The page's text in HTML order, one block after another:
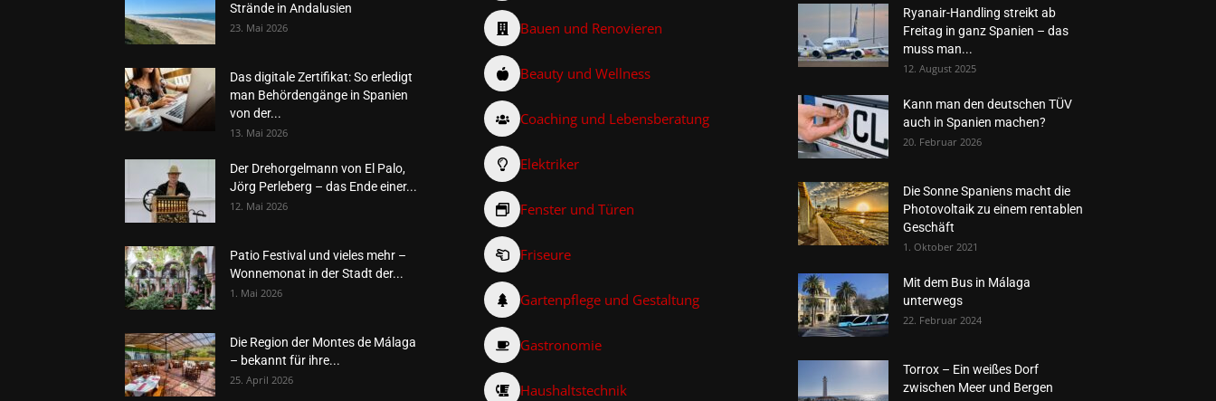
Strände in Andalusien
23. Mai 2026
Das digitale Zertifikat: So erledigt
man Behördengänge in Spanien
von der...
13. Mai 2026
Der Drehorgelmann von El Palo,
Jörg Perleberg – das Ende einer...
12. Mai 2026
Patio Festival und vieles mehr –
Wonnemonat in der Stadt der...
1. Mai 2026
Die Region der Montes de Málaga
– bekannt für ihre...
25. April 2026
Bauen und Renovieren
Beauty und Wellness
Coaching und Lebensberatung
Elektriker
Fenster und Türen
Friseure
Gartenpflege und Gestaltung
Gastronomie
Haushaltstechnik
Ryanair-Handling streikt ab
Freitag in ganz Spanien – das
muss man...
12. August 2025
Kann man den deutschen TÜV
auch in Spanien machen?
20. Februar 2026
Die Sonne Spaniens macht die
Photovoltaik zu einem rentablen
Geschäft
1. Oktober 2021
Mit dem Bus in Málaga
unterwegs
22. Februar 2024
Torrox – Ein weißes Dorf
zwischen Meer und Bergen